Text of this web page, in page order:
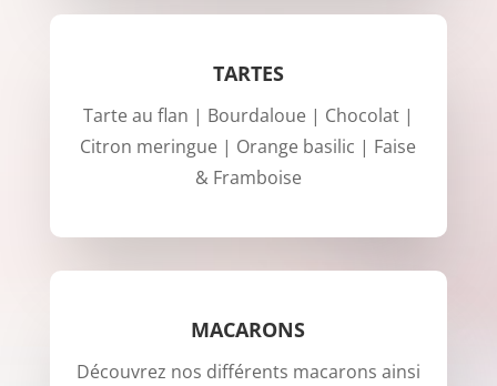
TARTES
Tarte au flan | Bourdaloue | Chocolat |
Citron meringue | Orange basilic | Faise
& Framboise
MACARONS
Découvrez nos différents macarons ainsi